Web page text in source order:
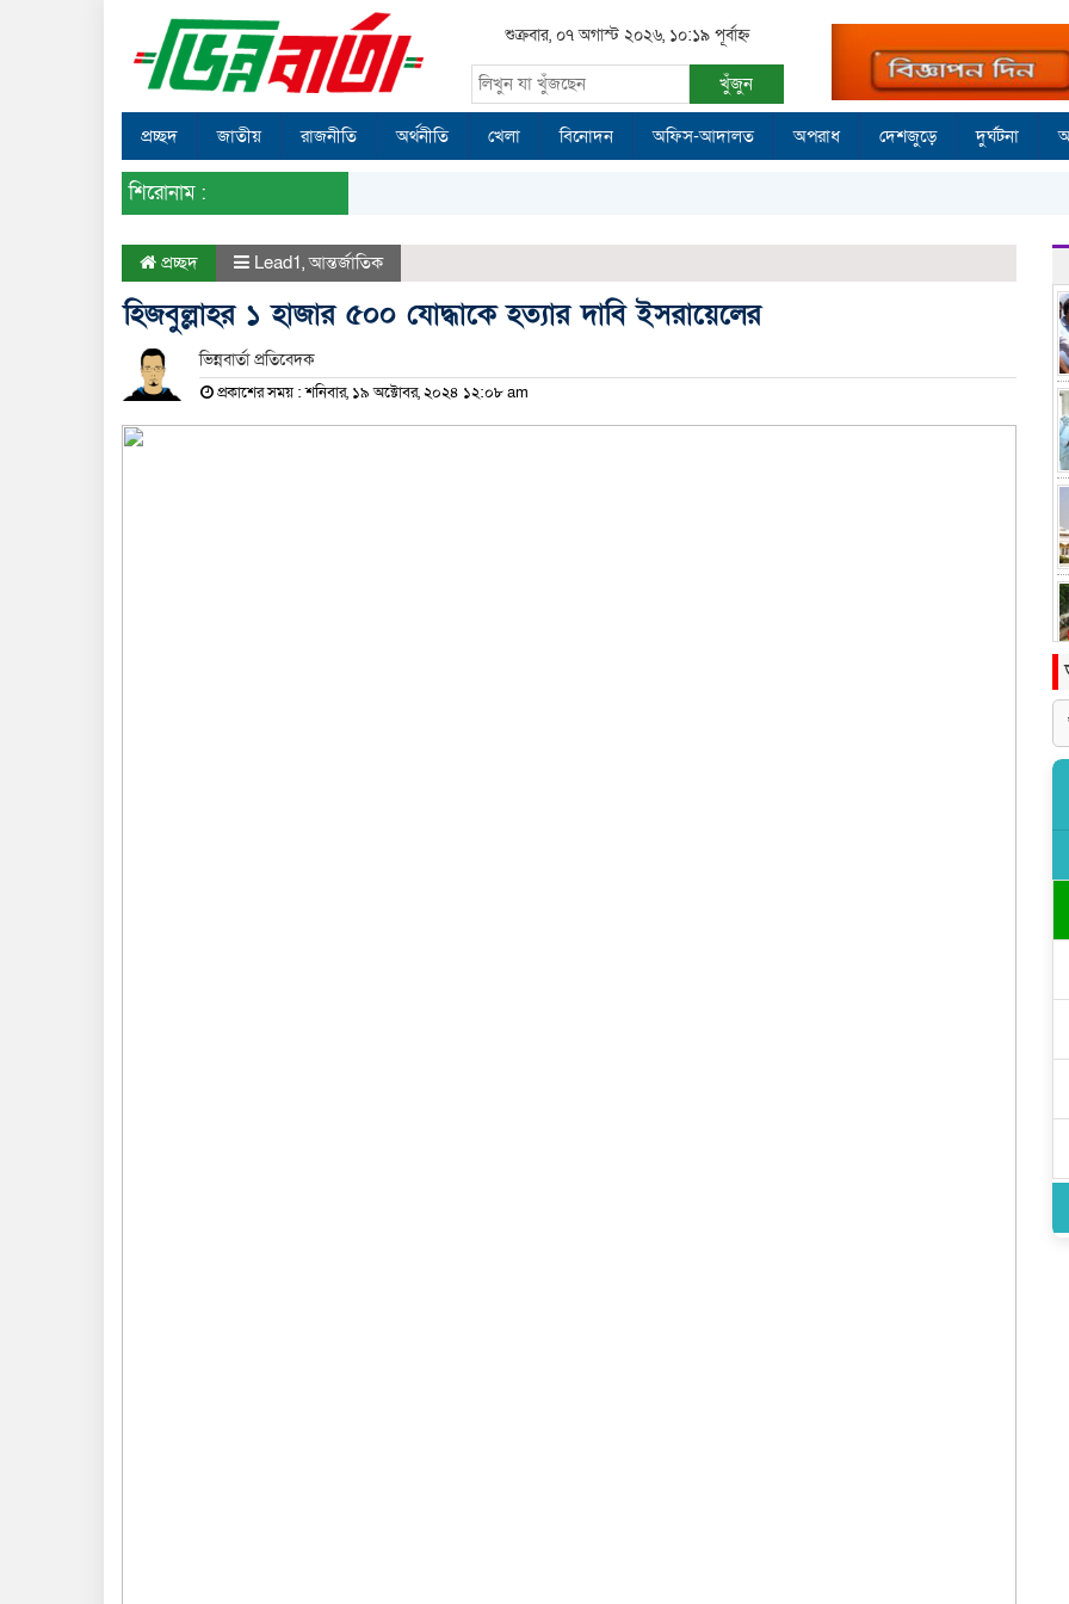
শুক্রবার, ০৭ অগাস্ট ২০২৬, ১০:১৯ পূর্বাহ্ন
খুঁজুন
প্রচ্ছদ জাতীয় রাজনীতি অর্থনীতি খেলা বিনোদন অফিস-আদালত অপরাধ দেশজুড়ে দুর্ঘটনা
শিরোনাম :
প্রচ্ছদ Lead1,আন্তর্জাতিক
হিজবুল্লাহর ১ হাজার ৫০০ যোদ্ধাকে হত্যার দাবি ইসরায়েলের
ভিন্নবার্তা প্রতিবেদক
প্রকাশের সময় : শনিবার, ১৯ অক্টোবর, ২০২৪ ১২:০৮ am